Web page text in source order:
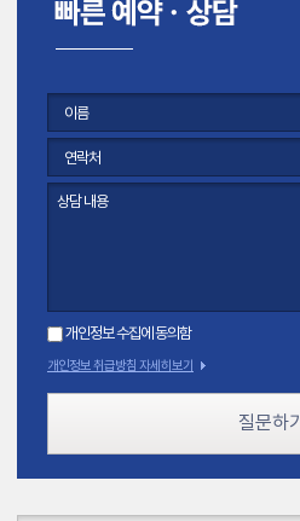
개인정보 수집에 동의함
개인정보 취급방침 자세히보기
질문하기